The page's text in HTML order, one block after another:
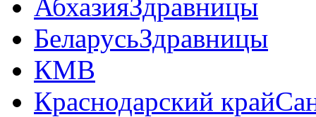
АбхазияЗдравницы
БеларусьЗдравницы
КМВ
Краснодарский край